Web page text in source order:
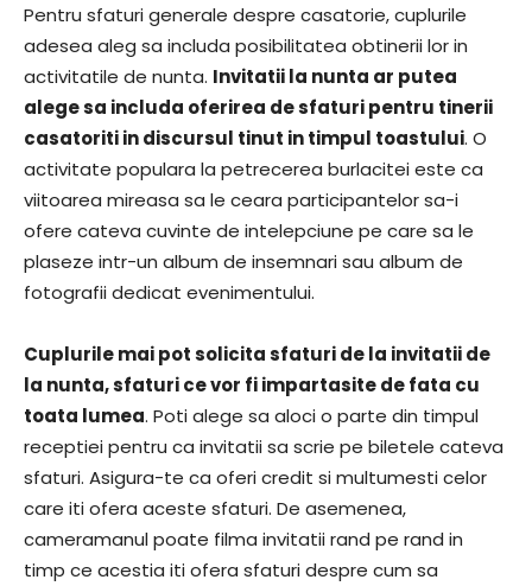
Pentru sfaturi generale despre casatorie, cuplurile
adesea aleg sa includa posibilitatea obtinerii lor in
activitatile de nunta. Invitatii la nunta ar putea
alege sa includa oferirea de sfaturi pentru tinerii
casatoriti in discursul tinut in timpul toastului. O
activitate populara la petrecerea burlacitei este ca
viitoarea mireasa sa le ceara participantelor sa-i
ofere cateva cuvinte de intelepciune pe care sa le
plaseze intr-un album de insemnari sau album de
fotografii dedicat evenimentului.
Cuplurile mai pot solicita sfaturi de la invitatii de
la nunta, sfaturi ce vor fi impartasite de fata cu
toata lumea. Poti alege sa aloci o parte din timpul
receptiei pentru ca invitatii sa scrie pe biletele cateva
sfaturi. Asigura-te ca oferi credit si multumesti celor
care iti ofera aceste sfaturi. De asemenea,
cameramanul poate filma invitatii rand pe rand in
timp ce acestia iti ofera sfaturi despre cum sa